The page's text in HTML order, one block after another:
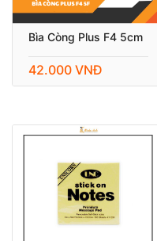
Bìa Còng Plus F4 5cm
42.000 VNĐ